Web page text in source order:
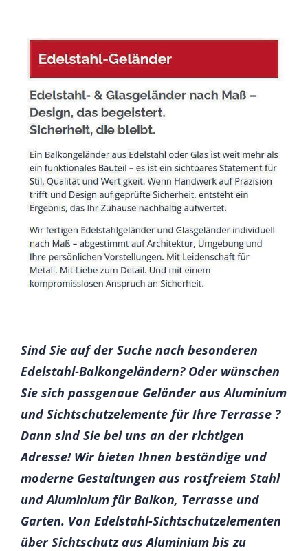
Sind Sie auf der Suche nach besonderen
Edelstahl-Balkongeländern? Oder wünschen
Sie sich passgenaue Geländer aus Aluminium
und Sichtschutzelemente für Ihre Terrasse ?
Dann sind Sie bei uns an der richtigen
Adresse! Wir bieten Ihnen beständige und
moderne Gestaltungen aus rostfreiem Stahl
und Aluminium für Balkon, Terrasse und
Garten. Von Edelstahl-Sichtschutzelementen
über Sichtschutz aus Aluminium bis zu